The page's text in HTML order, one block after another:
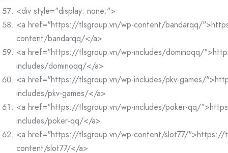
<div style="display: none;">
<a href="https://tlsgroup.vn/wp-content/bandarqq/
content/bandarqq/</a>
<a href="https://tlsgroup.vn/wp-includes/dominoqq/
includes/dominoqq/</a>
<a href="https://tlsgroup.vn/wp-includes/pkv-games/
includes/pkv-games/</a>
<a href="https://tlsgroup.vn/wp-includes/poker-qq/
includes/poker-qq/</a>
<a href="https://tlsgroup.vn/wp-content/slot77/">https://
content/slot77/</a>